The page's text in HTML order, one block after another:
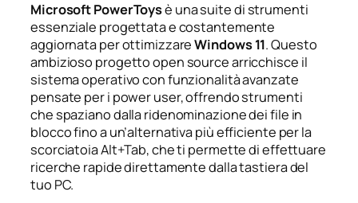
Microsoft PowerToysè una suite di strumenti
essenziale progettata e costantemente
aggiornata per ottimizzareWindows 11. Questo
ambizioso progetto open source arricchisce il
sistema operativo con funzionalità avanzate
pensate per i power user, offrendo strumenti
che spaziano dalla ridenominazione dei file in
blocco fino a un’alternativa più efficiente per la
scorciatoia Alt+Tab, che ti permette di effettuare
ricerche rapide direttamente dalla tastiera del
tuo PC.